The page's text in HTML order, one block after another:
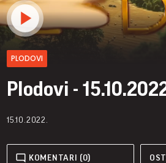
PLODOVI
Plodovi -
15.10.2022.
KOMENTARI (0)